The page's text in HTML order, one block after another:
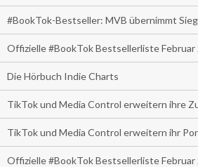
#BookTok-Bestseller: MVB übernimmt
Offizielle #BookTok Bestsellerliste Februar
Die Hörbuch Indie Charts
TikTok und Media Control erweitern ihre
TikTok und Media Control erweitern ihr
Offizielle #BookTok Bestsellerliste Februar